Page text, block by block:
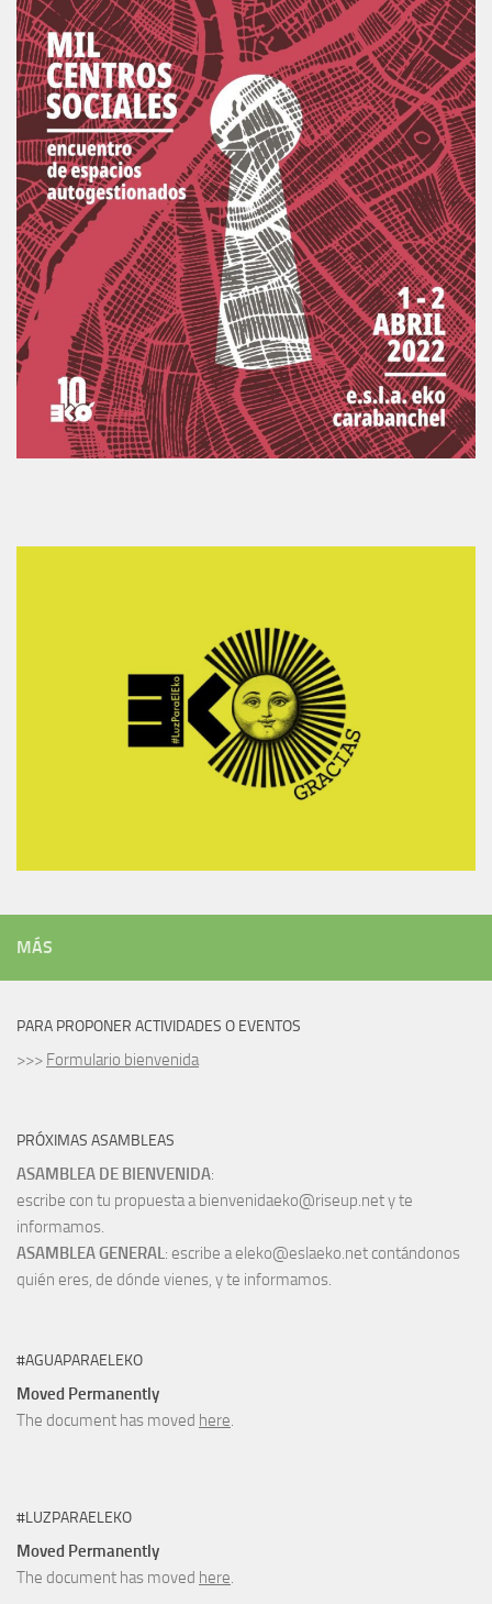
MÁS
PARA PROPONER ACTIVIDADES O EVENTOS
>>> Formulario bienvenida
PRÓXIMAS ASAMBLEAS
ASAMBLEA DE BIENVENIDA:
escribe con tu propuesta a bienvenidaeko@riseup.net y te
informamos.
ASAMBLEA GENERAL: escribe a eleko@eslaeko.net contándonos
quién eres, de dónde vienes, y te informamos.
#AGUAPARAELEKO
Moved Permanently
The document has moved here.
#LUZPARAELEKO
Moved Permanently
The document has moved here.